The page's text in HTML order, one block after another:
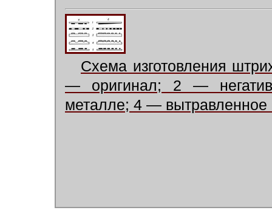
Схема изготовления
— оригинал; 2 —
металле; 4 — вытравленное